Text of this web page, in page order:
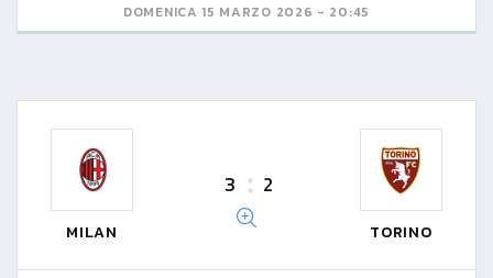
DOMENICA 15 MARZO 2026 - 20:45
MILAN
3 2
TORINO